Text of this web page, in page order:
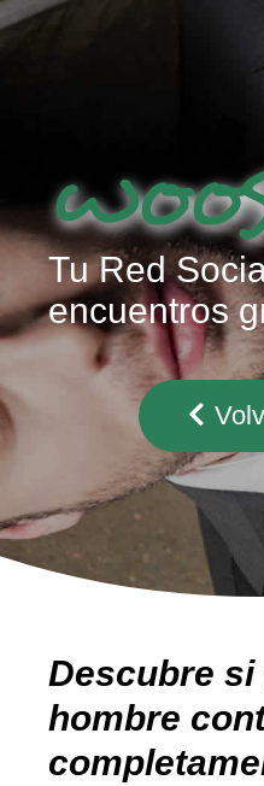
Tu Red
encuentros
Descubre si
hombre